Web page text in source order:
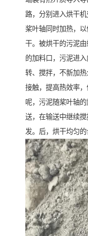
路，分别进入烘干
桨叶轴同时加热，
干。被烘干的污泥
的加料口，污泥进
转、搅拌，不新加
接触，提高热效率
呢，污泥随桨叶轴
送，在输送中继续
发。后，烘干均匀的